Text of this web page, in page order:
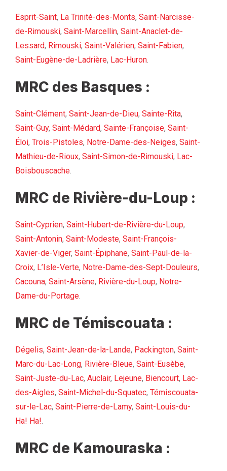
Esprit-Saint, La Trinité-des-Monts, Saint-Narcisse-
de-Rimouski, Saint-Marcellin, Saint-Anaclet-de-
Lessard, Rimouski, Saint-Valérien, Saint-Fabien,
Saint-Eugène-de-Ladrière, Lac-Huron.
MRC des Basques :
Saint-Clément, Saint-Jean-de-Dieu, Sainte-Rita,
Saint-Guy, Saint-Médard, Sainte-Françoise, Saint-
Éloi, Trois-Pistoles, Notre-Dame-des-Neiges, Saint-
Mathieu-de-Rioux, Saint-Simon-de-Rimouski, Lac-
Boisbouscache.
MRC de Rivière-du-Loup :
Saint-Cyprien, Saint-Hubert-de-Rivière-du-Loup,
Saint-Antonin, Saint-Modeste, Saint-François-
Xavier-de-Viger, Saint-Épiphane, Saint-Paul-de-la-
Croix, L’Isle-Verte, Notre-Dame-des-Sept-Douleurs,
Cacouna, Saint-Arsène, Rivière-du-Loup, Notre-
Dame-du-Portage.
MRC de Témiscouata :
Dégelis, Saint-Jean-de-la-Lande, Packington, Saint-
Marc-du-Lac-Long, Rivière-Bleue, Saint-Eusèbe,
Saint-Juste-du-Lac, Auclair, Lejeune, Biencourt, Lac-
des-Aigles, Saint-Michel-du-Squatec, Témiscouata-
sur-le-Lac, Saint-Pierre-de-Lamy, Saint-Louis-du-
Ha! Ha!.
MRC de Kamouraska :